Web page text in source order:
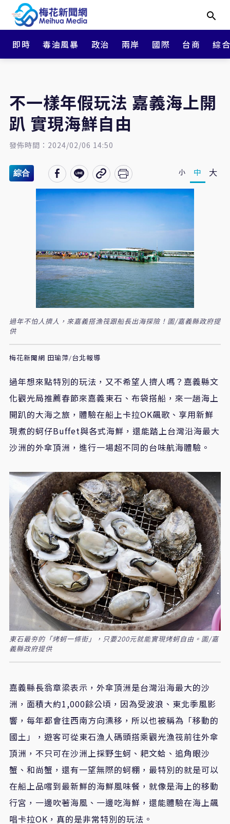
即時 毒油風暴 政治 兩岸 國際 台商 綜
不一樣年假玩法 嘉義海上開
趴 實現海鮮自由
發佈時間：2024/02/06 14:50
綜合 小 中 大
過年不怕人擠人，來嘉義搭漁筏跟船長出海探險！圖/嘉義縣政府提
供
梅花新聞網 田瑜萍/台北報導
過年想來點特別的玩法，又不希望人擠人嗎？嘉義縣文
化觀光局推薦春節來嘉義東石、布袋搭船，來一趟海上
開趴的大海之旅，體驗在船上卡拉OK飆歌、享用新鮮
現煮的蚵仔Buffet與各式海鮮，還能踏上台灣沿海最大
沙洲的外傘頂洲，進行一場超不同的台味航海體驗。
東石最夯的「烤蚵一條街」，只要200元就能實現烤蚵自由。圖/嘉
義縣政府提供
嘉義縣長翁章梁表示，外傘頂洲是台灣沿海最大的沙
洲，面積大約1,000餘公頃，因為受波浪、東北季風影
響，每年都會往西南方向漂移，所以也被稱為「移動的
國土」，遊客可從東石漁人碼頭搭乘觀光漁筏前往外傘
頂洲，不只可在沙洲上採野生蚵、耙文蛤、追角眼沙
蟹、和尚蟹，還有一望無際的蚵棚，最特別的就是可以
在船上品嚐到最新鮮的海鮮風味餐，就像是海上的移動
行宮，一邊吹著海風、一邊吃海鮮，還能體驗在海上飆
唱卡拉OK，真的是非常特別的玩法。